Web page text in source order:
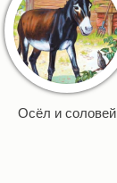
Осёл и соловей